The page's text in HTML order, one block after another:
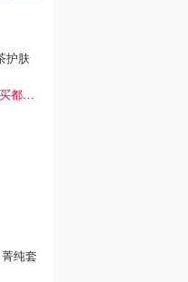
护肤
真的很划算！红茶水单买都要£35！
纯套